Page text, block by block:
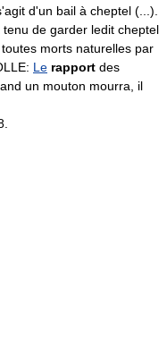
d'un bail à cheptel (...).
de garder ledit cheptel
morts naturelles par
Le rapport des
un mouton mourra, il